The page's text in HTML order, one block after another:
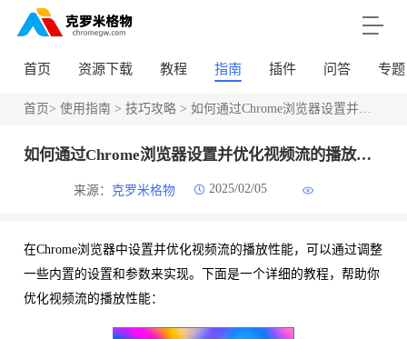
首页 资源下载 教程 指南 插件 问答 专题
首页> 使用指南 > 技巧攻略> 如何通过Chrome浏览器设置并优化视频流的播放性能
如何通过Chrome浏览器设置并优化视频流的播放性能
来源： 克罗米格物 2025/02/05
在Chrome浏览器中设置并优化视频流的播放性能，可以通过调整
一些内置的设置和参数来实现。下面是一个详细的教程，帮助你
优化视频流的播放性能：